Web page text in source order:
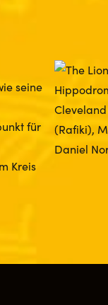
seine
für
Kreis